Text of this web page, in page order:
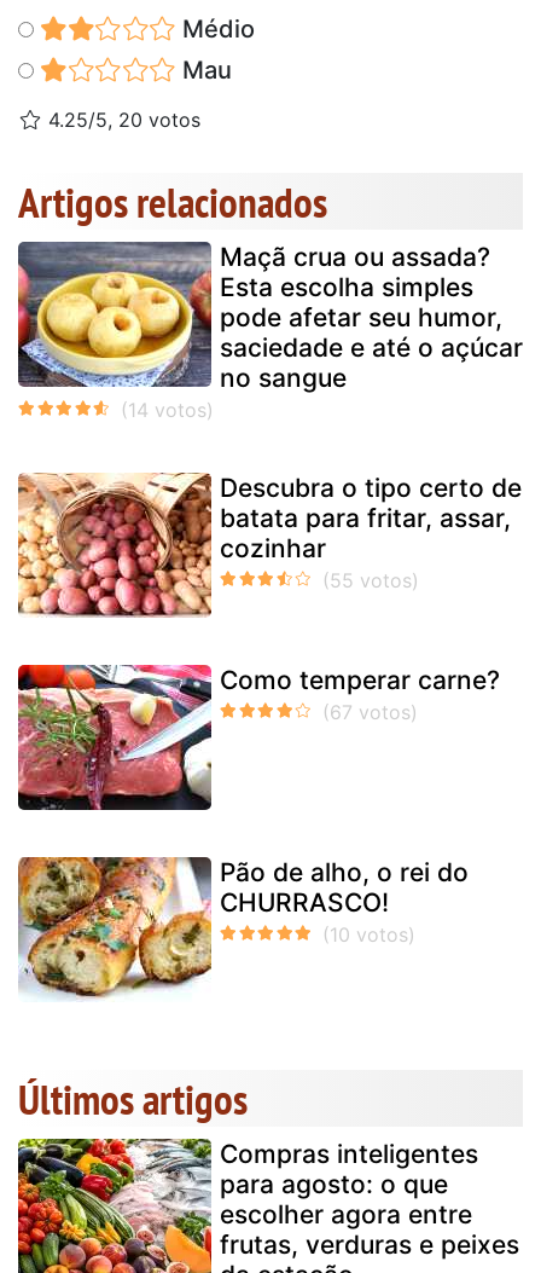
Médio
Mau
4.25/5, 20 votos
Artigos relacionados
Maçã crua ou assada?
Esta escolha simples
pode afetar seu humor,
saciedade e até o açúcar
no sangue
Descubra o tipo certo de
batata para fritar, assar,
cozinhar
Como temperar carne?
Pão de alho, o rei do
CHURRASCO!
Últimos artigos
Compras inteligentes
para agosto: o que
escolher agora entre
frutas, verduras e peixes